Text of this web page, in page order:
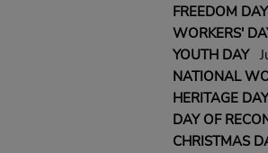
FREEDOM DAY
WORKERS'
YOUTH DAY
NATIONAL
HERITAGE DAY
DAY OF
CHRISTMAS